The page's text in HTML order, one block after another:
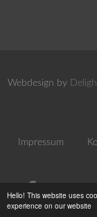
Hello! This website uses
experience on our website
Webdesign by
Impressum